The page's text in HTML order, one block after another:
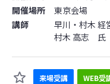
開催場所
東京会場
講師
早川・村木
村木 高志 氏
来場受講 WEB受